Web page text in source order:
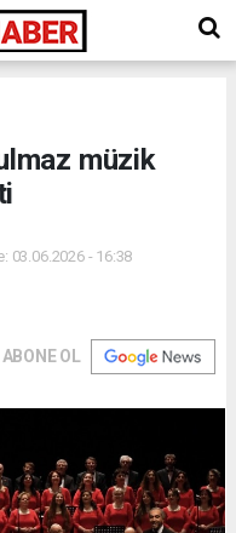
müzik
03.06.2026 - 16:38
ABONE OL